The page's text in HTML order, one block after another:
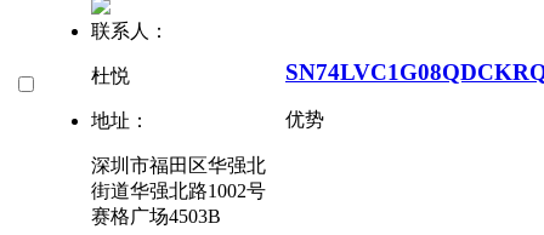
联系人：
杜悦
地址：
深圳市福田区华强北
街道华强北路1002号
赛格广场4503B
优势